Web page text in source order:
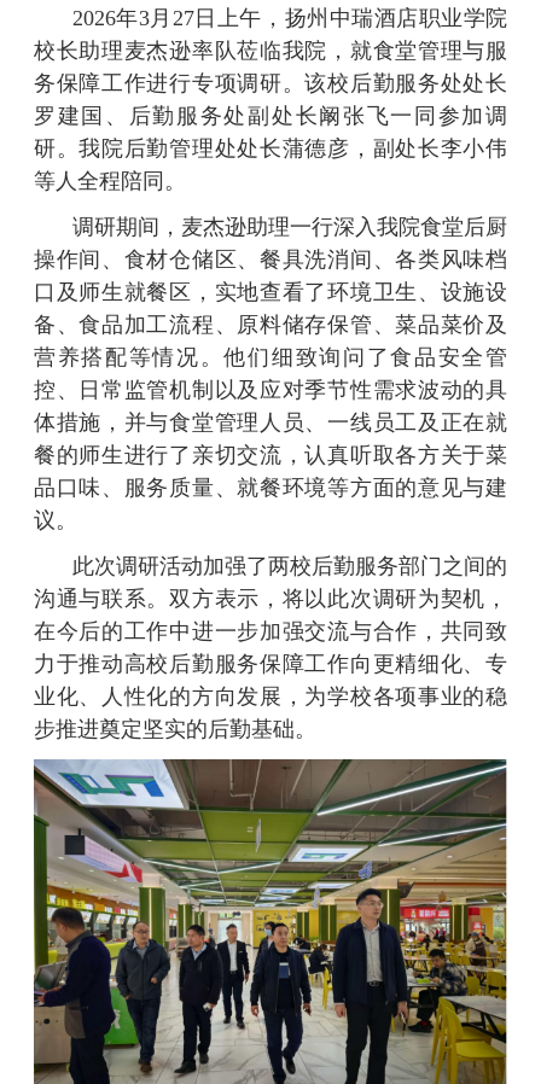
2026年3月27日上午，扬州中瑞酒店职业学院
校长助理麦杰逊率队莅临我院，就食堂管理与服
务保障工作进行专项调研。该校后勤服务处处长
罗建国、后勤服务处副处长阚张飞一同参加调
研。我院后勤管理处处长蒲德彦，副处长李小伟
等人全程 陪同。
调研期间，麦杰逊助理一行深入我院食堂后厨
操作间、食材仓储区、餐具洗消间、各类风味档
口及师生就餐区，实地查看了环境卫生、设施设
备、食品加工流程、原料储存保管、菜品菜价及
营养搭配等情况。他们细致询问了食品安全管
控、日常监管机制以及应对季节性需求波动的具
体措施，并与食堂管理人员、一线员工及正在就
餐的师生进行了亲切交流，认真听取各方关于菜
品口味、服务质量、就餐环境等方面的意见与建
议。
此次调研活动加强了两校后勤服务部门之间的
沟通与联系。双方表示，将以此次调研为契机，
在今后的工作中进一步加强交流与合作，共同致
力于推动高校后勤服务保障工作向更精细化、专
业化、人性化的方向发展，为学校各项事业的稳
步推进奠定坚实的后勤基础。